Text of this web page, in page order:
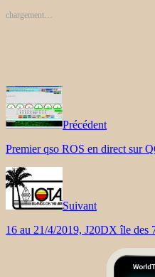
chargement…
Précédent
Premier qso ROS en direct sur
Suivant
16 au 21/4/2019, J20DX île des